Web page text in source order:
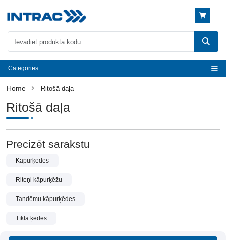
Categories
Ritošā daļa
Ritošā daļa
Precizēt sarakstu
Kāpurķēdes
Riteņi kāpurķēžu
Tandēmu kāpurķēdes
Tīkla ķēdes